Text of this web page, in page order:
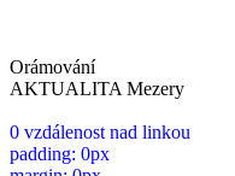
Orámování
AKTUALITA Mezery
0 vzdálenost nad linkou
padding: 0px